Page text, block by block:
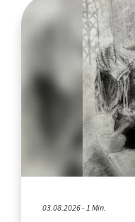
03.08.2026 - 1 Min.